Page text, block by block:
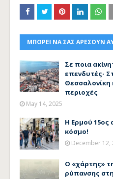
ΜΠΟΡΕΙ ΝΑ ΣΑΣ ΑΡΕΣΟΥΝ
Σε ποια
επενδυτές-
Θεσσαλονίκη
περιοχές
May 14, 2025
Η Ερμού 15ος
κόσμο!
December 12,
Ο «χάρτης»
ρύπανσης